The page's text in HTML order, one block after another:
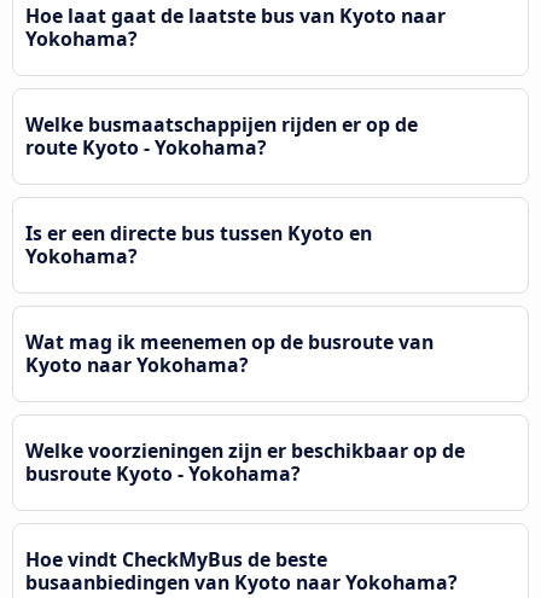
Hoe laat gaat de laatste bus van Kyoto naar
Yokohama?
Welke busmaatschappijen rijden er op de
route Kyoto - Yokohama?
Is er een directe bus tussen Kyoto en
Yokohama?
Wat mag ik meenemen op de busroute van
Kyoto naar Yokohama?
Welke voorzieningen zijn er beschikbaar op de
busroute Kyoto - Yokohama?
Hoe vindt CheckMyBus de beste
busaanbiedingen van Kyoto naar Yokohama?